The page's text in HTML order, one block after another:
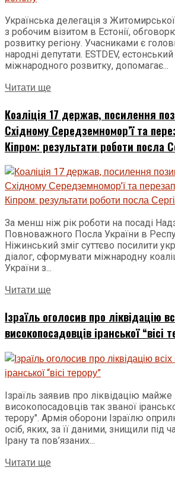
Українська делегація з
з робочим візитом в Естонії,
розвитку регіону. Учасниками є
народні депутати. ESTDEV,
міжнародного розвитку, допомагає...
Читати ще
Коаліція 17 держав, посилення
Східному Середземномор’ї та
Кіпром: результати роботи посла
За менш ніж рік роботи на посаді
Повноважного Посла України в
Ніжинський зміг суттєво посилити
діалог, сформувати міжнародну
України з...
Читати ще
Ізраїль оголосив про ліквідацію
високопосадовців іранської “вісі
Ізраїль заявив про ліквідацію майже
високопосадовців так званої
терору". Армія оборони Ізраїлю
осіб, яких, за її даними, знищили під
Ірану та пов’язаних...
Читати ще